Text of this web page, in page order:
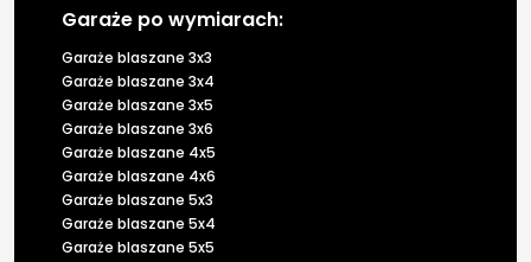
Garaże po wymiarach:
Garaże blaszane 3x3
Garaże blaszane 3x4
Garaże blaszane 3x5
Garaże blaszane 3x6
Garaże blaszane 4x5
Garaże blaszane 4x6
Garaże blaszane 5x3
Garaże blaszane 5x4
Garaże blaszane 5x5